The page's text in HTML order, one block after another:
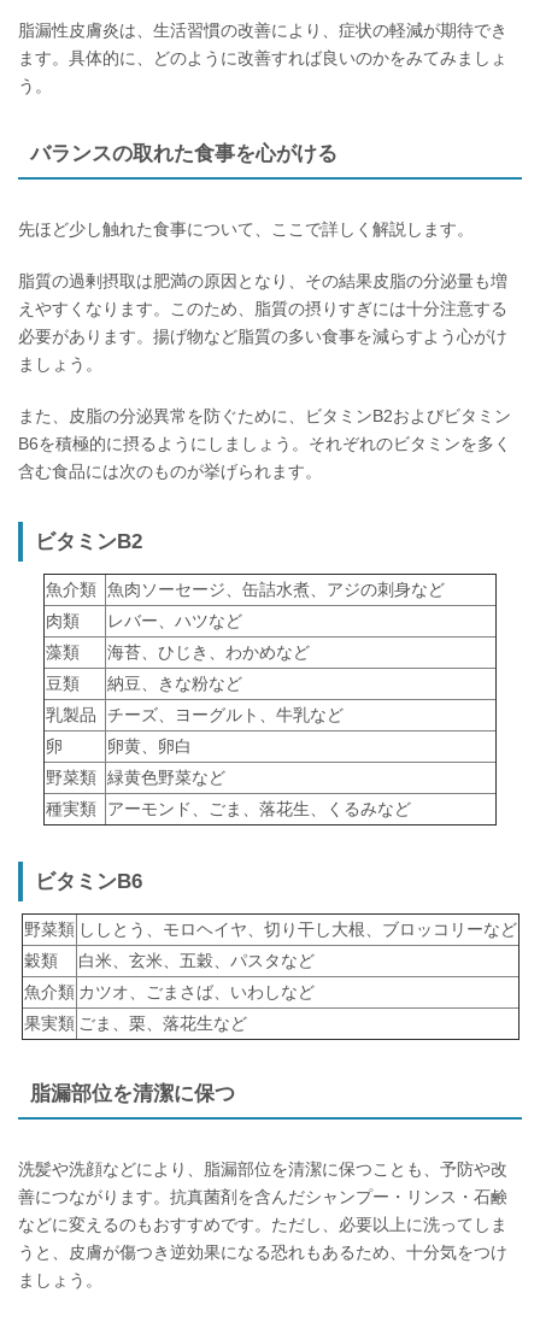
脂漏性皮膚炎は、生活習慣の改善により、症状の軽減が期待でき
ます。具体的に、どのように改善すれば良いのかをみてみましょ
う。
バランスの取れた食事を心がける
先ほど少し触れた食事について、ここで詳しく解説します。
脂質の過剰摂取は肥満の原因となり、その結果皮脂の分泌量も増
えやすくなります。このため、脂質の摂りすぎには十分注意する
必要があります。揚げ物など脂質の多い食事を減らすよう心がけ
ましょう。
また、皮脂の分泌異常を防ぐために、ビタミンB2およびビタミン
B6を積極的に摂るようにしましょう。それぞれのビタミンを多く
含む食品には次のものが挙げられます。
ビタミンB2
魚介類 魚肉ソーセージ、缶詰水煮、アジの刺身など
肉類
レバー、ハツなど
藻類
海苔、ひじき、わかめなど
豆類
納豆、きな粉など
乳製品
チーズ、ヨーグルト、牛乳など
卵
卵黄、卵白
野菜類 緑黄色野菜など
種実類
アーモンド、ごま、落花生、くるみなど
ビタミンB6
野菜類 ししとう、モロヘイヤ、切り干し大根、ブロッコリーなど
穀類
白米、玄米、五穀、パスタなど
魚介類 カツオ、ごまさば、いわしなど
果実類 ごま、栗、落花生など
脂漏部位を清潔に保つ
洗髪や洗顔などにより、脂漏部位を清潔に保つことも、予防や改
善につながります。抗真菌剤を含んだシャンプー・リンス・石鹸
などに変えるのもおすすめです。ただし、必要以上に洗ってしま
うと、皮膚が傷つき逆効果になる恐れもあるため、十分気をつけ
ましょう。